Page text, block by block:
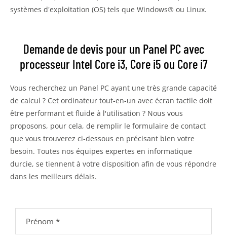
systèmes d'exploitation (OS) tels que Windows® ou Linux.
Demande de devis pour un Panel PC avec
processeur Intel Core i3, Core i5 ou Core i7
Vous recherchez un Panel PC ayant une très grande capacité
de calcul ? Cet ordinateur tout-en-un avec écran tactile doit
être performant et fluide à l'utilisation ? Nous vous
proposons, pour cela, de remplir le formulaire de contact
que vous trouverez ci-dessous en précisant bien votre
besoin. Toutes nos équipes expertes en informatique
durcie, se tiennent à votre disposition afin de vous répondre
dans les meilleurs délais.